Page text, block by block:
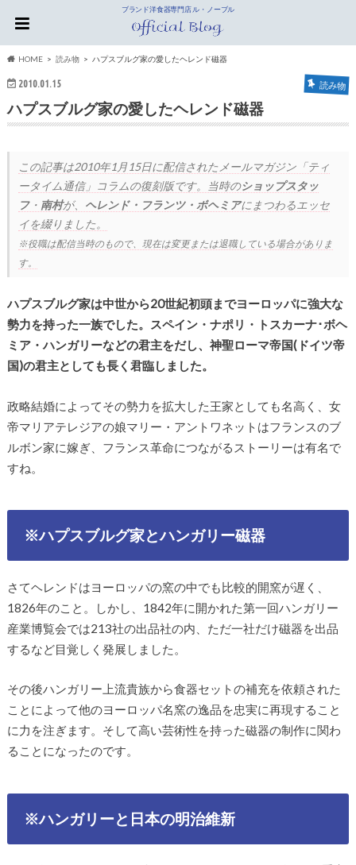
ブランド洋食器専門店 ル・ノーブル
HOME 読み物 ハプスブルグ家の愛したヘレンド磁器
2010.01.15 読み物
ハプスブルグ家の愛したヘレンド磁器
この記事は2010年1月15日に配信されたメールマガジン「ティ
ータイム通信」コラムの復刻版です。当時のショップスタッ
フ・ 南村が、 ヘレンド・フランツ・ボヘミアにまつわるエッセ
イを綴りました。
※役職は配信当時のもので、現在は変更または退職している場合がありま
す。
ハプスブルグ家は中世から20世紀初頭までヨーロッパに強大な
勢力を持った一族でした。スペイン・ナポリ・トスカーナ･ボヘ
ミア・ハンガリーなどの君主をだし、神聖ローマ帝国(ドイツ帝
国)の君主としても長く君臨しました。
政略結婚によってその勢力を拡大した王家としても名高く、女
帝マリアテレジアの娘マリー・アントワネットはフランスのブ
ルボン家に嫁ぎ、フランス革命につながるストーリーは有名で
すね。
※ハプスブルグ家とハンガリー磁器
さてヘレンドはヨーロッパの窯の中でも比較的開窯が遅く、
1826年のこと。しかし、1842年に開かれた第一回ハンガリー
産業博覧会では213社の出品社の内、ただ一社だけ磁器を出品
するなど目覚しく発展しました。
その後ハンガリー上流貴族から食器セットの補充を依頼された
ことによって他のヨーロッパ名窯の逸品を忠実に再現すること
に力を注ぎます。そして高い芸術性を持った磁器の制作に関わ
ることになったのです。
※ハンガリーと日本の明治維新